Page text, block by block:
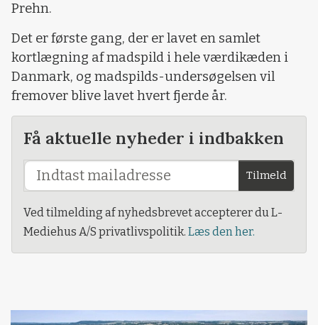
Prehn.
Det er første gang, der er lavet en samlet
kortlægning af madspild i hele værdikæden i
Danmark, og madspilds-undersøgelsen vil
fremover blive lavet hvert fjerde år.
Få aktuelle nyheder i indbakken
Tilmeld
Ved tilmelding af nyhedsbrevet accepterer du L-
Mediehus A/S privatlivspolitik. Læs den her.